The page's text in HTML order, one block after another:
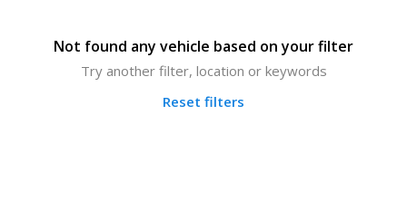
Not found any vehicle based on your filter
Try another filter, location or keywords
Reset filters